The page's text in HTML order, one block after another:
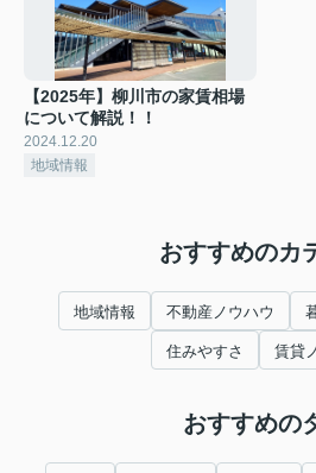
【2025年】柳川市の家賃相場
について解説！！
2024.12.20
地域情報
おすすめのカ
地域情報 不動産ノウハウ
住みやすさ 賃貸
おすすめの